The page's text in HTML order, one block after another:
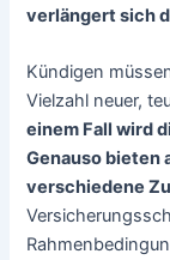
verlängert sich
Kündigen
Vielzahl neuer,
einem Fall wird
Genauso bieten
verschiedene